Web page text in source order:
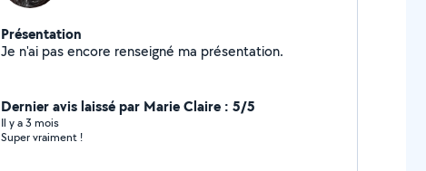
Présentation
Je n'ai pas encore renseigné ma présentation.
Dernier avis laissé par Marie Claire : 5/5
Il y a 3 mois
Super vraiment !